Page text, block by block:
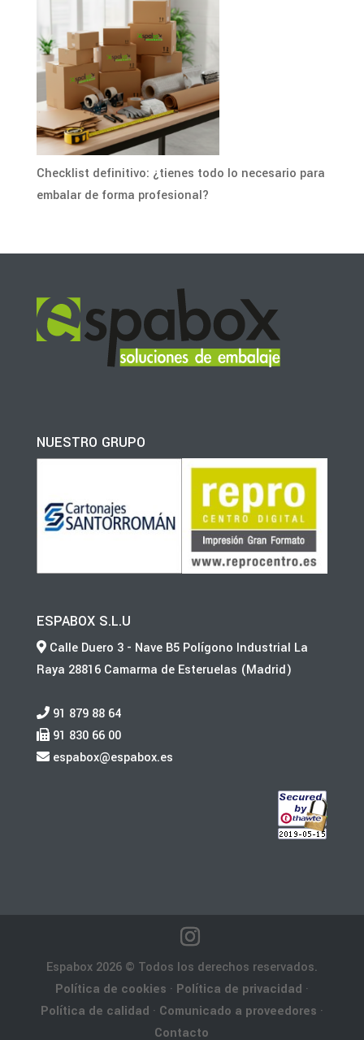
Checklist definitivo: ¿tienes todo lo necesario para
embalar de forma profesional?
NUESTRO GRUPO
ESPABOX S.L.U
Calle Duero 3 - Nave B5 Polígono Industrial La
Raya 28816 Camarma de Esteruelas (Madrid)
91 879 88 64
91 830 66 00
espabox@espabox.es
Espabox 2026 © Todos los derechos reservados.
Política de cookies · Política de privacidad ·
Política de calidad · Comunicado a proveedores ·
Contacto